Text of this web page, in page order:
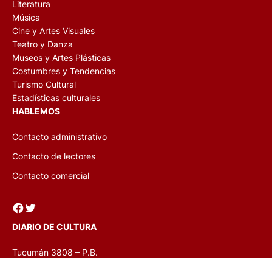
Literatura
Música
Cine y Artes Visuales
Teatro y Danza
Museos y Artes Plásticas
Costumbres y Tendencias
Turismo Cultural
Estadísticas culturales
HABLEMOS
Contacto administrativo
Contacto de lectores
Contacto comercial
Facebook Twitter
DIARIO DE CULTURA
Tucumán 3808 – P.B.